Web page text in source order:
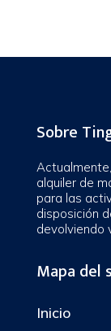
Sobre
alquiler de
para las
disposición
devolviendo
Mapa del
Inicio